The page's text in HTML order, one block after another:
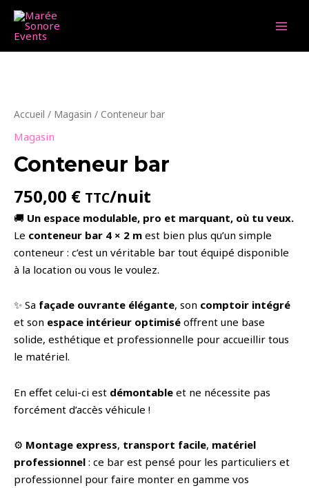
Aller
contenu
Accueil / Magasin / Conteneur bar
Magasin
Conteneur bar
750,00 € TTC/nuit
🚚 Un espace modulable, pro et marquant, où tu veux.
Le conteneur bar 4 × 2 m est bien plus qu’un simple
conteneur : c’est un véritable bar tout équipé disponible
à la location ou vous le voulez.
✨ Sa façade ouvrante élégante, son comptoir intégré
et son espace intérieur optimisé offrent une base
solide, esthétique et professionnelle pour accueillir tous
le matériel.
En effet celui-ci est démontable et ne nécessite pas
forcément d’accès véhicule !
⚙️ Montage express, transport facile, matériel
professionnel : ce bar est pensé pour les particuliers et
professionnel pour faire monter en gamme vos